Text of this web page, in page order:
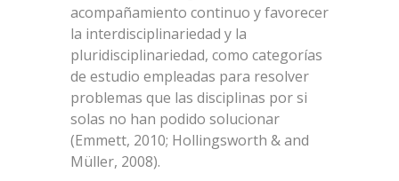
acompañamiento continuo y favorecer
la interdisciplinariedad y la
pluridisciplinariedad, como categorías
de estudio empleadas para resolver
problemas que las disciplinas por si
solas no han podido solucionar
(Emmett, 2010; Hollingsworth & and
Müller, 2008).